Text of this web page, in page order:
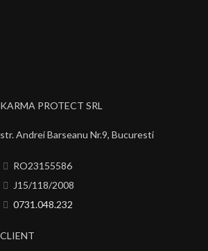
KARMA PROTECT SRL
str. Andrei Barseanu Nr.9, Bucuresti
RO23155586
J15/118/2008
0731.048.232
CLIENT